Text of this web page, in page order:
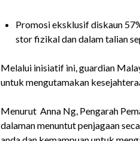
Promosi eksklusif diskaun
stor fizikal dan dalam talian
Melalui inisiatif ini, guardian
untuk mengutamakan
Menurut Anna Ng, Pengarah
dalaman menuntut penjagaan